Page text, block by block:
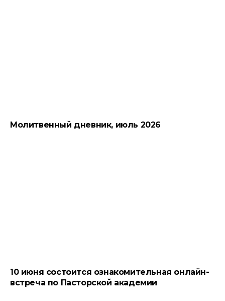
Молитвенный дневник, июль 2026
10 июня состоится ознакомительная онлайн-
встреча по Пасторской академии